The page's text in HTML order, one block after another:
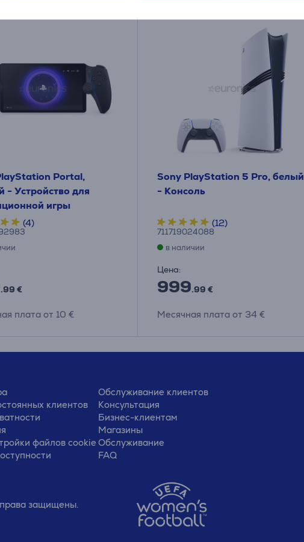
Portal,
- Устройство для
игры
(4)
.99 €
плата от 10 €
Sony PlayStation 5 Pro, белый
- Консоль
(12)
711719024088
в наличии
Цена:
999.99 €
Месячная плата от 34 €
клиентов
файлов cookie
Обслуживание клиентов
Консультация
Бизнес-клиентам
Магазины
Обслуживание
FAQ
защищены.